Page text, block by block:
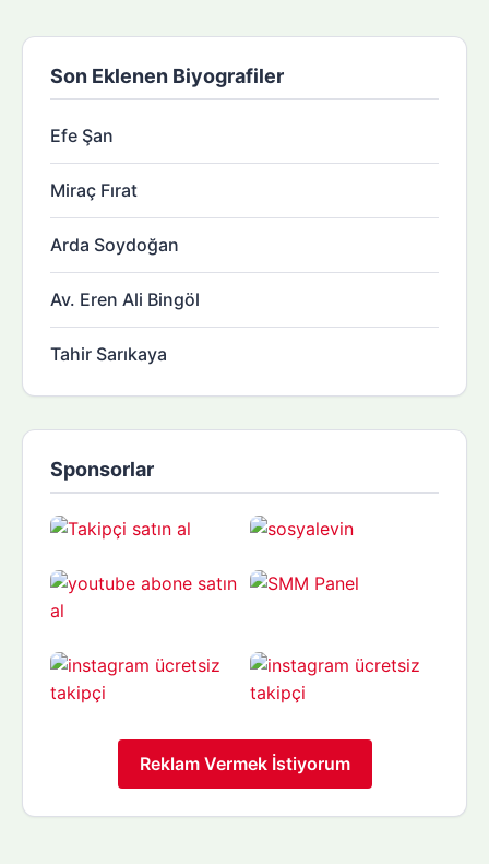
Son Eklenen Biyografiler
Efe Şan
Miraç Fırat
Arda Soydoğan
Av. Eren Ali Bingöl
Tahir Sarıkaya
Sponsorlar
Reklam Vermek İstiyorum